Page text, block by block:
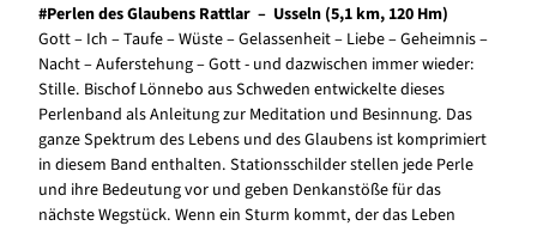
#Perlen des Glaubens Rattlar – Usseln (5,1 km, 120 Hm)
Gott – Ich – Taufe – Wüste – Gelassenheit – Liebe – Geheimnis –
Nacht – Auferstehung – Gott - und dazwischen immer wieder:
Stille. Bischof Lönnebo aus Schweden entwickelte dieses
Perlenband als Anleitung zur Meditation und Besinnung. Das
ganze Spektrum des Lebens und des Glaubens ist komprimiert
in diesem Band enthalten. Stationsschilder stellen jede Perle
und ihre Bedeutung vor und geben Denkanstöße für das
nächste Wegstück. Wenn ein Sturm kommt, der das Leben